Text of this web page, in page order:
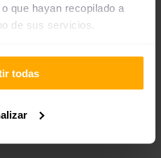
que hayan recopilado a
de sus servicios.
todas
solicitar un
es necesario cumplir con